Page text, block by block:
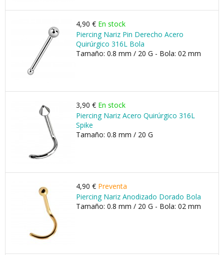
4,90 € En stock
Piercing Nariz Pin Derecho Acero
Quirúrgico 316L Bola
Tamaño: 0.8 mm / 20 G - Bola: 02 mm
3,90 € En stock
Piercing Nariz Acero Quirúrgico 316L
Spike
Tamaño: 0.8 mm / 20 G
4,90 € Preventa
Piercing Nariz Anodizado Dorado Bola
Tamaño: 0.8 mm / 20 G - Bola: 02 mm